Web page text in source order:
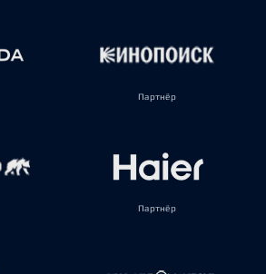
Партнёр
Партнёр